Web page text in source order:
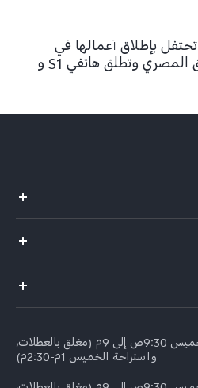
vivo تحتفل بإطلاق أعمالها في
السوق المصري وتطلق هاتفي S1 و
أوقات العمل: السبت-الخميس 9:30ص إلى 9م (مغلق بالعطلات،
واستراحة الخميس 1م-2:30م)